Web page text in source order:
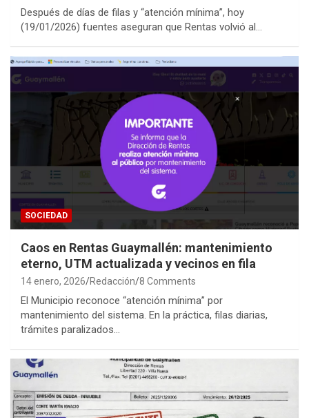
Después de días de filas y “atención mínima”, hoy
(19/01/2026) fuentes aseguran que Rentas volvió al…
SOCIEDAD
Caos en Rentas Guaymallén: mantenimiento
eterno, UTM actualizada y vecinos en fila
14 enero, 2026 Redacción 8 Comments
El Municipio reconoce “atención mínima” por
mantenimiento del sistema. En la práctica, filas diarias,
trámites paralizados…